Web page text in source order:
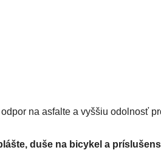
na asfalte a vyššiu odolnosť
duše na bicykel a